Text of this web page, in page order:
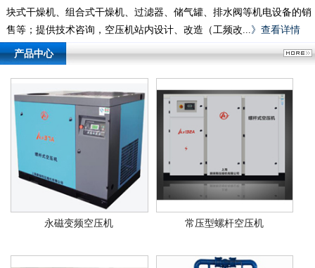
块式干燥机、组合式干燥机、过滤器、储气罐、排水阀等机电设备的销
售等；提供技术咨询，空压机站内设计、改造（工频改...》查看详情
产品中心
永磁变频空压机 常压型螺杆空压机